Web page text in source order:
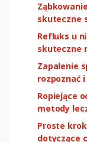
skuteczne
Refluks u
skuteczne
Zapalenie
rozpoznać
Ropiejące
metody
Proste
dotyczące